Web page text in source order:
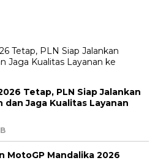
Tetap, PLN Siap Jalankan
Jaga Kualitas Layanan
MotoGP Mandalika 2026